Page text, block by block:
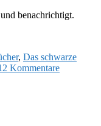
benachrichtigt.
, Das schwarze
Kommentarezu